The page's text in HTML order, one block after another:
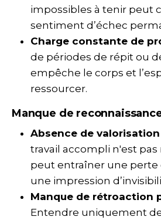
impossibles à tenir peut
sentiment d’échec
Charge constante de
de périodes de répit ou
empêche le corps et
ressourcer.
Manque de
Absence de valorisation
travail accompli n'est pas
peut entraîner une
une impression
Manque de rétroaction
Entendre uniquement